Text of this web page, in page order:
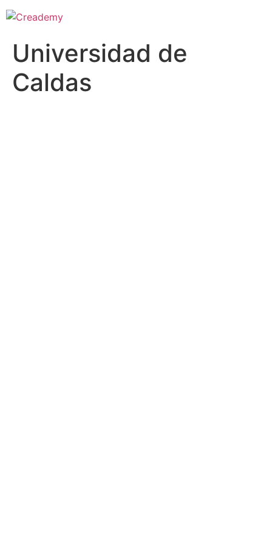
Universidad de
Caldas